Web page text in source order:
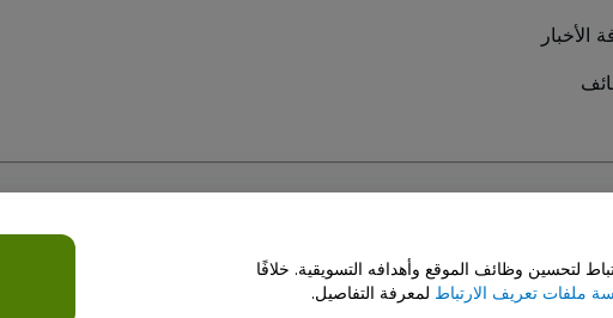
الأخبار
لتحسين وظائف الموقع وأهدافه التسويقية. خلافًا
ملفات تعريف الارتباط لمعرفة التفاصيل.